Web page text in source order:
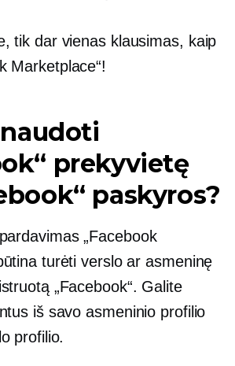
tik dar vienas klausimas, kaip
Marketplace“!
prekyvietę
paskyros?
„Facebook
turėti verslo ar asmeninę
„Facebook“. Galite
iš savo asmeninio profilio
profilio.